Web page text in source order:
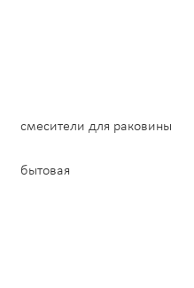
смесители для раковины
бытовая